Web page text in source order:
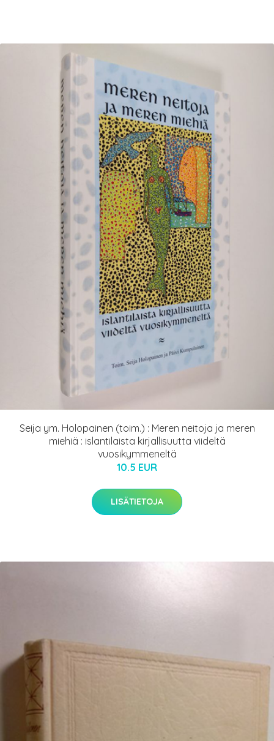
Seija ym. Holopainen (toim.) : Meren neitoja ja meren
miehiä : islantilaista kirjallisuutta viideltä
vuosikymmeneltä
10.5 EUR
LISÄTIETOJA